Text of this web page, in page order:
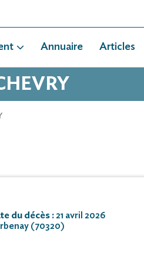
Annuaire Articles
du décès :21 avril 2026
(70320)